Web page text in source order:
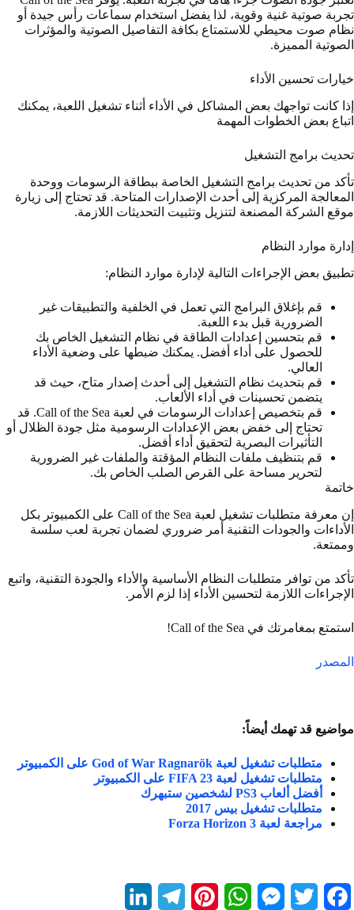
تجربة صوتية غنية وقوية، لذا يفضل استخدام سماعات رأس جيدة أو
نظام صوت محيطي للاستمتاع بكافة التفاصيل الصوتية والمؤثرات
الصوتية المميزة.
خيارات تحسين الأداء
إذا كانت تواجهك بعض المشاكل في الأداء أثناء تشغيل اللعبة، يمكنك
اتباع بعض الخطوات المهمة
تحديث برامج التشغيل
تأكد من تحديث برامج التشغيل الخاصة ببطاقة الرسومات ووحدة
المعالجة المركزية إلى أحدث الإصدارات المتاحة. قد تحتاج إلى زيارة
موقع الشركة المصنعة لتنزيل وتثبيت التحديثات اللازمة.
إدارة موارد النظام
تطبيق بعض الإجراءات التالية لإدارة موارد النظام:
قم بإغلاق البرامج التي تعمل في الخلفية والتطبيقات غير
الضرورية قبل بدء اللعبة.
قم بتحسين إعدادات الطاقة في نظام التشغيل الخاص بك
للحصول على أداء أفضل. يمكنك ضبطها على وضعية الأداء
العالي.
قم بتحديث نظام التشغيل إلى أحدث إصدار متاح، حيث قد
يتضمن تحسينات في أداء الألعاب.
قم بتخصيص إعدادات الرسومات في لعبة Call of the Sea. قد
تحتاج إلى خفض بعض الإعدادات الرسومية مثل جودة الظلال أو
التأثيرات البصرية لتحقيق أداء أفضل.
قم بتنظيف ملفات النظام المؤقتة والملفات غير الضرورية
لتحرير مساحة على القرص الصلب الخاص بك.
خاتمة
إن معرفة متطلبات تشغيل لعبة Call of the Sea على الكمبيوتر بكل
الأداءات والجودات التقنية أمر ضروري لضمان تجربة لعب سلسة
وممتعة.
تأكد من توافر متطلبات النظام الأساسية والأداء والجودة التقنية، واتبع
الإجراءات اللازمة لتحسين الأداء إذا لزم الأمر.
استمتع بمغامرتك في Call of the Sea!
المصدر
مواضيع قد تهمك أيضاً:
متطلبات تشغيل لعبة God of War Ragnarök على الكمبيوتر
متطلبات تشغيل لعبة FIFA 23 على الكمبيوتر
أفضل ألعاب PS3 لشخصين ستبهرك
متطلبات تشغيل بيس 2017
مراجعة لعبة 3 Forza Horizon
M
W